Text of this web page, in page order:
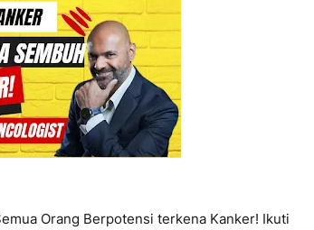
Orang Berpotensi terkena Kanker! Ikuti